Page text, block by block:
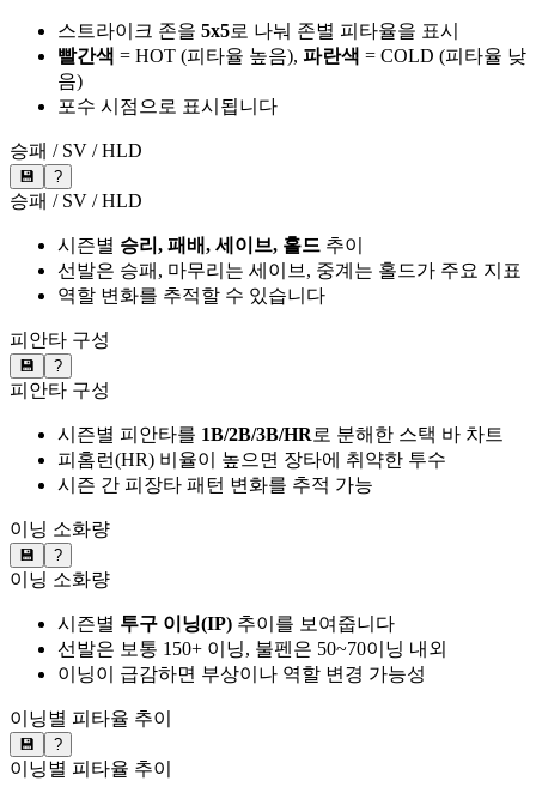
스트라이크 존을 5x5로 나눠 존별 피타율을 표시
빨간색 = HOT (피타율 높음), 파란색 = COLD (피타율 낮
음)
포수 시점으로 표시됩니다
승패 / SV / HLD
💾 ?
승패 / SV / HLD
시즌별 승리, 패배, 세이브, 홀드 추이
선발은 승패, 마무리는 세이브, 중계는 홀드가 주요 지표
역할 변화를 추적할 수 있습니다
피안타 구성
💾 ?
피안타 구성
시즌별 피안타를 1B/2B/3B/HR로 분해한 스택 바 차트
피홈런(HR) 비율이 높으면 장타에 취약한 투수
시즌 간 피장타 패턴 변화를 추적 가능
이닝 소화량
💾 ?
이닝 소화량
시즌별 투구 이닝(IP) 추이를 보여줍니다
선발은 보통 150+ 이닝, 불펜은 50~70이닝 내외
이닝이 급감하면 부상이나 역할 변경 가능성
이닝별 피타율 추이
💾 ?
이닝별 피타율 추이